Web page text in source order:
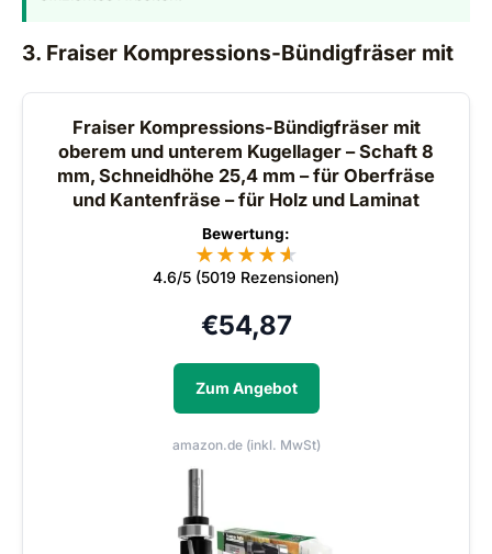
3. Fraiser Kompressions-Bündigfräser mit
Fraiser Kompressions-Bündigfräser mit
oberem und unterem Kugellager – Schaft 8
mm, Schneidhöhe 25,4 mm – für Oberfräse
und Kantenfräse – für Holz und Laminat
Bewertung:
★★★★★
★
4.6/5 (5019 Rezensionen)
€54,87
Zum Angebot
amazon.de (inkl. MwSt)